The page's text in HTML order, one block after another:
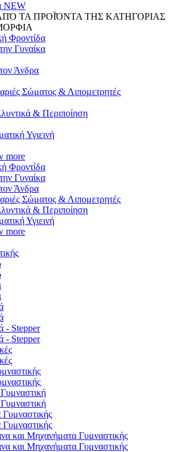
NEW
ΤΑ ΠΡΟΪΌΝΤΑ ΤΗΣ ΚΑΤΗΓΟΡΙΑΣ
Φροντίδα
Γυναίκα
Άνδρα
Σώματος & Λιπομετρητές
& Περιποίηση
Υγιεινή
more
Φροντίδα
Γυναίκα
Άνδρα
Σώματος & Λιπομετρητές
& Περιποίηση
Υγιεινή
more
- Stepper
- Stepper
και Μηχανήματα Γυμναστικής
και Μηχανήματα Γυμναστικής